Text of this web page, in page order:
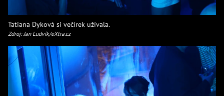
Tatiana Dyková si večírek užívala.
Zdroj: Jan Ludvík/eXtra.cz